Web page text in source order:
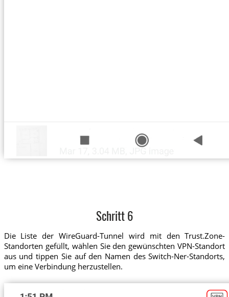
Schritt 6
Die Liste der WireGuard-Tunnel wird mit den Trust.Zone-
Standorten gefüllt, wählen Sie den gewünschten VPN-Standort
aus und tippen Sie auf den Namen des Switch-Ner-Standorts,
um eine Verbindung herzustellen.